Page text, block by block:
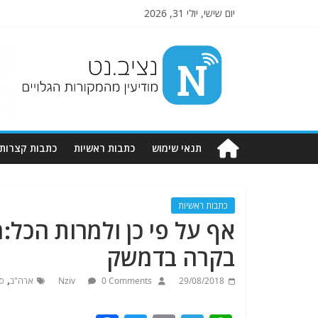
יום שישי, יולי 31, 2026
Nziv.net
מודיעין
מהמקורות
תנאי שימוש כתבות ראשיות כתבות קצרות
כתבות ראשיות
אף על פי כן ולמרות
בקרה בדמשק
29/08/2018
Nziv 0 Comments ארה"ב,